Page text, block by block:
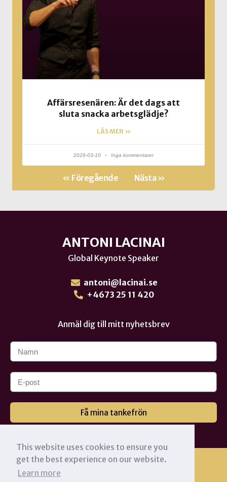
This website uses cookies to ensure you
get the best experience on our website.
Learn more
Affärsresenären: Är det dags att
sluta snacka arbetsglädje?
LÄS MER »
2026-03-10 Inga kommentarer
« Föregående Nästa »
ANTONI LACINAI
Global Keynote Speaker
antoni@lacinai.se
+4673 25 11 420
Anmäl dig till mitt nyhetsbrev
Få mina tankefrön